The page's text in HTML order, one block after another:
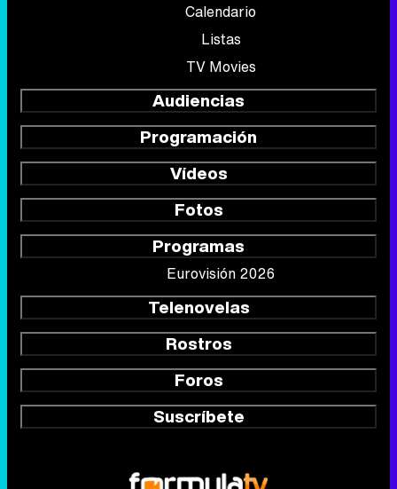
Calendario
Listas
TV Movies
Audiencias
Programación
Vídeos
Fotos
Programas
Eurovisión 2026
Telenovelas
Rostros
Foros
Suscríbete